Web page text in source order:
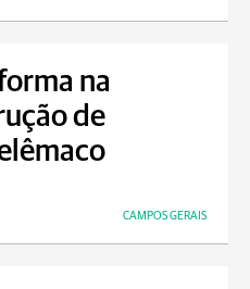
na
de
CAMPOS GERAIS